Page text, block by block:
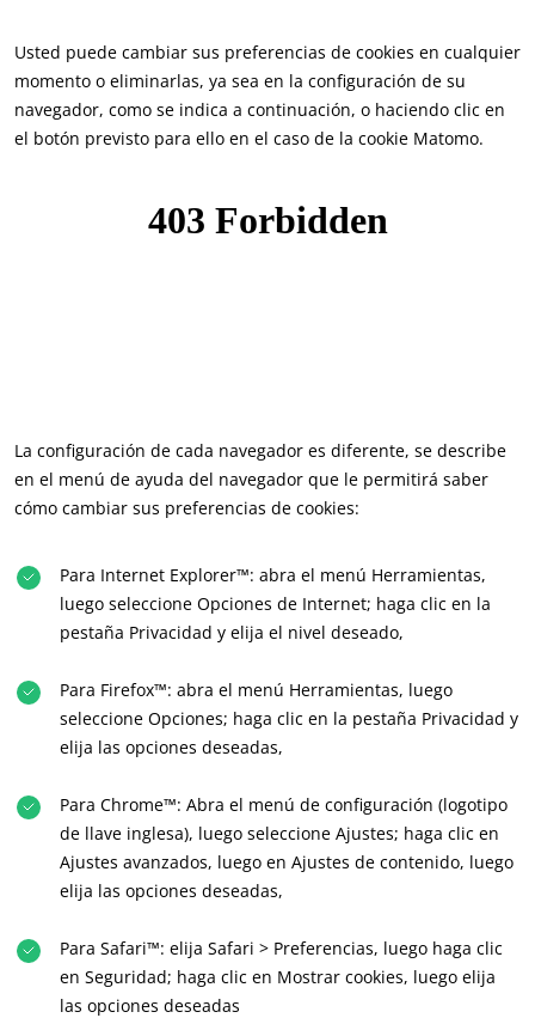
NUESTROS SECTORES COMERCIALES
Agroalimentario
Textiles
Forestal
Productos del hogar
Materiales sostenibles
Insumos
Usted puede cambiar sus preferencias de cookies en cualquier
momento o eliminarlas, ya sea en la configuración de su
navegador, como se indica a continuación, o haciendo clic en
el botón previsto para ello en el caso de la cookie Matomo.
La configuración de cada navegador es diferente, se describe
en el menú de ayuda del navegador que le permitirá saber
cómo cambiar sus preferencias de cookies:
Para Internet Explorer™: abra el menú Herramientas,
luego seleccione Opciones de Internet; haga clic en la
pestaña Privacidad y elija el nivel deseado,
Para Firefox™: abra el menú Herramientas, luego
seleccione Opciones; haga clic en la pestaña Privacidad y
elija las opciones deseadas,
Para Chrome™: Abra el menú de configuración (logotipo
de llave inglesa), luego seleccione Ajustes; haga clic en
Ajustes avanzados, luego en Ajustes de contenido, luego
elija las opciones deseadas,
Para Safari™: elija Safari > Preferencias, luego haga clic
en Seguridad; haga clic en Mostrar cookies, luego elija
las opciones deseadas